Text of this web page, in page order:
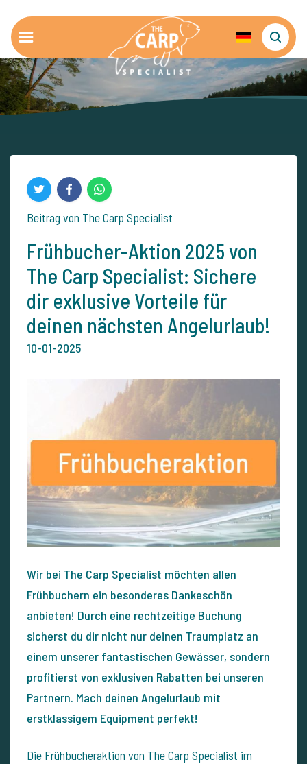
Beitrag von The Carp Specialist
Frühbucher-Aktion 2025 von
The Carp Specialist: Sichere
dir exklusive Vorteile für
deinen nächsten Angelurlaub!
10-01-2025
Wir bei The Carp Specialist möchten allen
Frühbuchern ein besonderes Dankeschön
anbieten! Durch eine rechtzeitige Buchung
sicherst du dir nicht nur deinen Traumplatz an
einem unserer fantastischen Gewässer, sondern
profitierst von exklusiven Rabatten bei unseren
Partnern. Mach deinen Angelurlaub mit
erstklassigem Equipment perfekt!
Die Frühbucheraktion von The Carp Specialist im